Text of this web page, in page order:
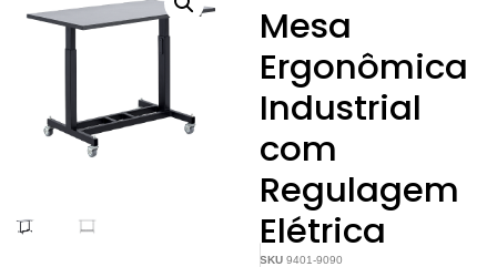
Mesa
Ergonômica
Industrial
com
Regulagem
Elétrica
SKU 9401-9090